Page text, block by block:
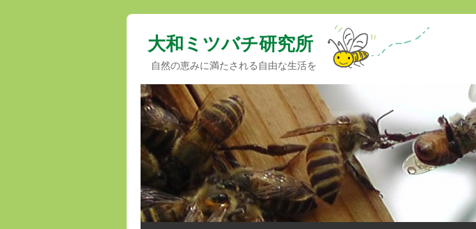
大和ミツバチ研究所
自然の恵みに満たされる自由な生活を